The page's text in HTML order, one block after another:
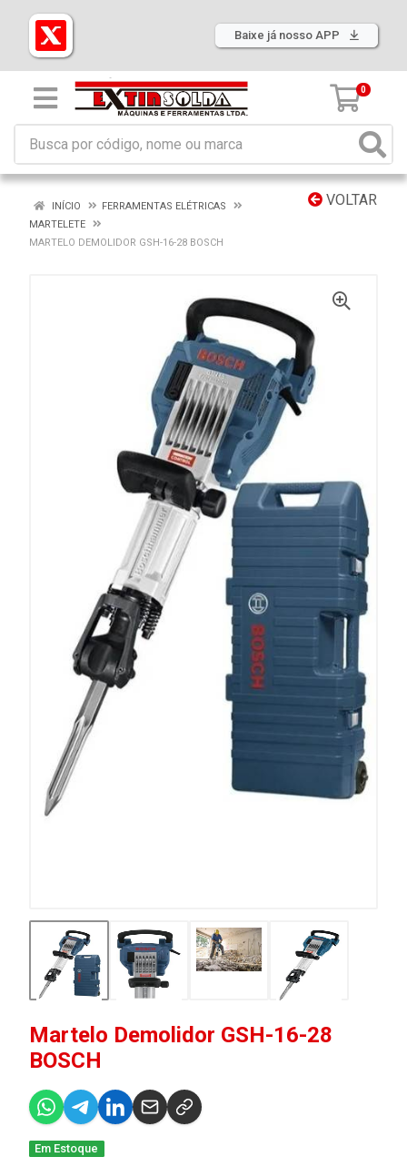
Baixe já nosso APP
0
VOLTAR
INÍCIO
FERRAMENTAS ELÉTRICAS
MARTELETE
MARTELO DEMOLIDOR GSH-16-28 BOSCH
Martelo Demolidor GSH-16-28
BOSCH
Em Estoque